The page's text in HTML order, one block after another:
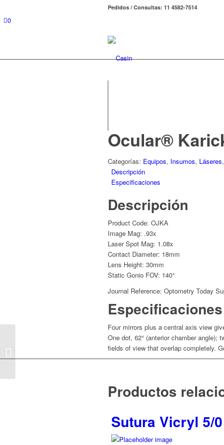
Pedidos / Consultas: 11 4582-7514
0
Ocular®
Categorías: Equipos, Insumos, Láseres,
Descripción
Especificaciones
Descripción
Product Code: OJKA
Image Mag: .93x
Laser Spot Mag: 1.08x
Contact Diameter: 18mm
Lens Height: 30mm
Static Gonio FOV: 140°
Journal Reference: Optometry Today
Especificaciones
Four mirrors plus a central axis view
One dot, 62° (anterior chamber angle);
fields of view that overlap completely.
Productos
Sutura Vicryl 5/
Large Ring (Black) OI-